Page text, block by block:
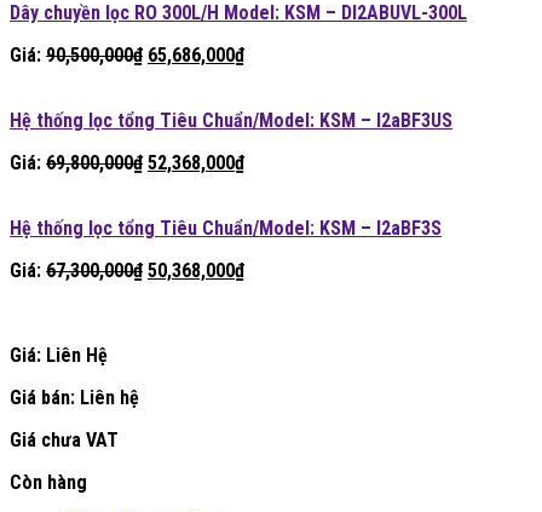
Dây chuyền lọc RO 300L/H Model: KSM – DI2ABUVL-300L
Giá: 90,500,000₫ Giá
90,500,000₫.
65,686,000₫Giá
là:
Hệ thống lọc tổng Tiêu Chuẩn/Model: KSM – I2aBF3US
Giá: 69,800,000₫ Giá
69,800,000₫.
52,368,000₫Giá
là:
Hệ thống lọc tổng Tiêu Chuẩn/Model: KSM – I2aBF3S
Giá: 67,300,000₫ Giá
50,368,000₫Giá
Giá: Liên Hệ
Giá bán: Liên hệ
Giá chưa VAT
Còn hàng